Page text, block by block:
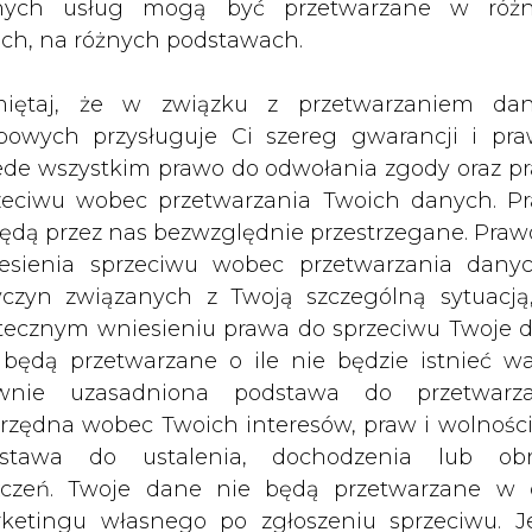
usług mogą być przetwarzane w
na różnych podstawach.
że w związku z przetwarzaniem
przysługuje Ci szereg gwarancji i
wszystkim prawo do odwołania zgody oraz
wobec przetwarzania Twoich danych.
przez nas bezwzględnie przestrzegane.
sprzeciwu wobec przetwarzania
związanych z Twoją szczególną
wniesieniu prawa do sprzeciwu Twoje
przetwarzane o ile nie będzie istnieć
uzasadniona podstawa do
wobec Twoich interesów, praw i
do ustalenia, dochodzenia lub
Twoje dane nie będą przetwarzane w
własnego po zgłoszeniu sprzeciwu.
Źródeł Energii w Polsce?"
(środa) o 11:00
PAP, ul. Bracka 6/8
Jagielloński
dla wytwórców energii z
zaledwie 3800 MW. Przyczyną takiego stanu
dotychczasowy posiadaczy pozwoleń na
wnioski o ich przedłużenie, stają się niemal ich
dla funkcjonowania energetyki